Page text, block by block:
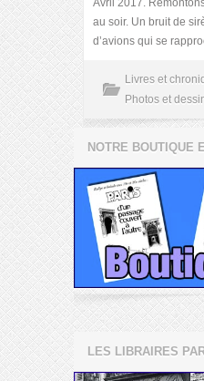
Avril 2017.
au soir. Un bruit de
d’avions qui se
Livres et
Photos et
NOTRE BOUTIQUE
LES LIBRAIRES